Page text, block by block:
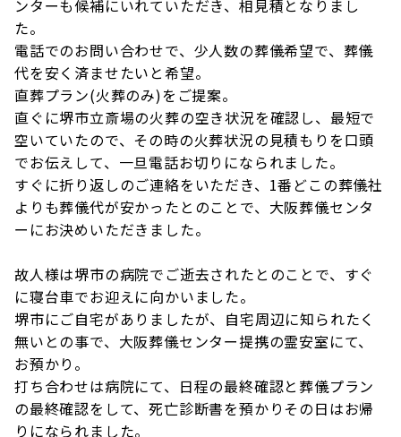
ンターも候補にいれていただき、相見積となりまし
た。
電話でのお問い合わせで、少人数の葬儀希望で、葬儀
代を安く済ませたいと希望。
直葬プラン(火葬のみ)をご提案。
直ぐに堺市立斎場の火葬の空き状況を確認し、最短で
空いていたので、その時の火葬状況の見積もりを口頭
でお伝えして、一旦電話お切りになられました。
すぐに折り返しのご連絡をいただき、1番どこの葬儀社
よりも葬儀代が安かったとのことで、大阪葬儀センタ
ーにお決めいただきました。
故人様は堺市の病院でご逝去されたとのことで、すぐ
に寝台車でお迎えに向かいました。
堺市にご自宅がありましたが、自宅周辺に知られたく
無いとの事で、大阪葬儀センター提携の霊安室にて、
お預かり。
打ち合わせは病院にて、日程の最終確認と葬儀プラン
の最終確認をして、死亡診断書を預かりその日はお帰
りになられました。